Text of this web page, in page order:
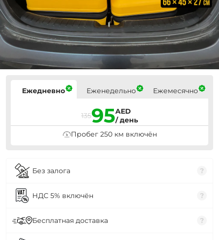
Цены
Ежедневно Еженедельно Ежемесячно
13595AED
/ день
Пробег 250 км включён
Без залога ?
НДС 5% включён ?
Бесплатная доставка ?